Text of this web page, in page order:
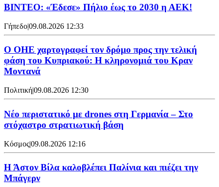
ΒΙΝΤΕΟ: «Έδεσε» Πήλιο έως το 2030 η ΑΕΚ!
Γήπεδο|09.08.2026 12:33
Ο ΟΗΕ χαρτογραφεί τον δρόμο προς την τελική
φάση του Κυπριακού: Η κληρονομιά του Κραν
Μοντανά
Πολιτική|09.08.2026 12:30
Νέο περιστατικό με drones στη Γερμανία – Στο
στόχαστρο στρατιωτική βάση
Κόσμος|09.08.2026 12:16
Η Άστον Βίλα καλοβλέπει Παλίνια και πιέζει την
Μπάγερν